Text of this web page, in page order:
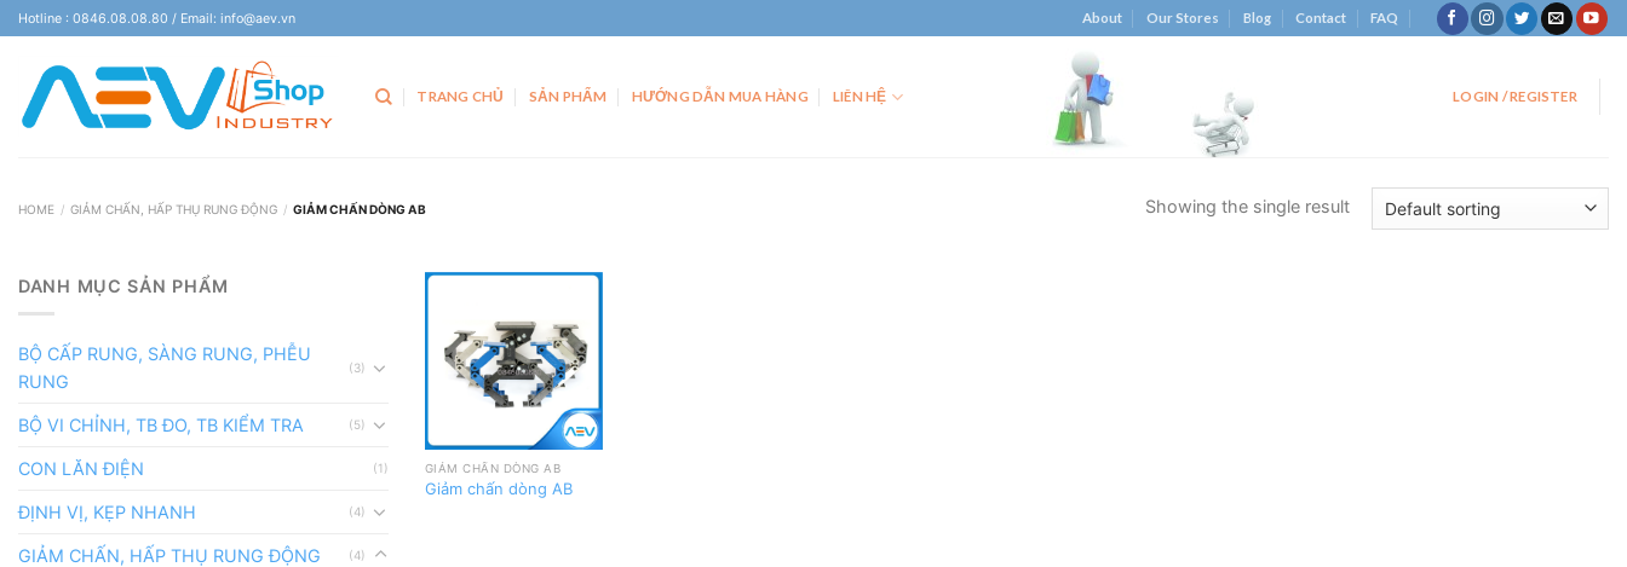
Skip
to
content
Hotline : 0846.08.08.80 / Email: info@aev.vn About Our Stores Blog Contact FAQ
TRANG CHỦ SẢN PHẨM HƯỚNG DẪN MUA HÀNG LIÊN HỆ LOGIN / REGISTER
HOME / GIẢM CHẤN, HẤP THỤ RUNG ĐỘNG / GIẢM CHẤN DÒNG AB Showing the single result
DANH MỤC SẢN PHẨM
BỘ CẤP RUNG, SÀNG RUNG, PHỄU
RUNG
(3)
BỘ VI CHỈNH, TB ĐO, TB KIỂM TRA (5)
CON LĂN ĐIỆN (1)
ĐỊNH VỊ, KẸP NHANH (4)
GIẢM CHẤN, HẤP THỤ RUNG ĐỘNG (4)
Add
to
wishlist
GIẢM CHẤN DÒNG AB
Giảm chấn dòng AB